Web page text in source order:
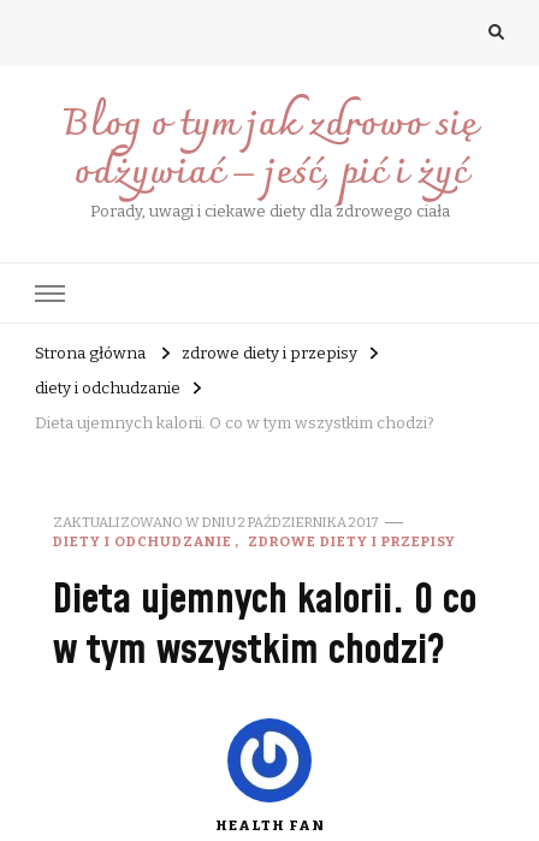
Blog o tym jak zdrowo się
odżywiać – jeść, pić i żyć
Porady, uwagi i ciekawe diety dla zdrowego ciała
Strona główna
zdrowe diety i przepisy
diety i odchudzanie
Dieta ujemnych kalorii. O co w tym wszystkim chodzi?
ZAKTUALIZOWANO W DNIU2 PAŹDZIERNIKA 2017
DIETY I ODCHUDZANIE
ZDROWE DIETY I PRZEPISY
Dieta ujemnych kalorii. O co
w tym wszystkim chodzi?
HEALTH FAN